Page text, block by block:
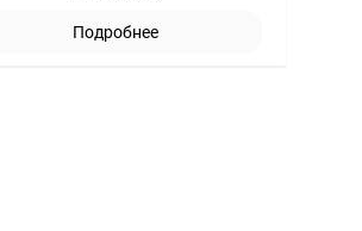
Подробнее